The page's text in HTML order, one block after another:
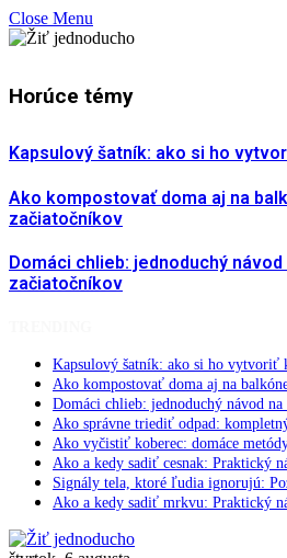
Close Menu
Horúce témy
Kapsulový šatník: ako si ho
Ako kompostovať doma aj na
začiatočníkov
Domáci chlieb: jednoduchý
začiatočníkov
Kapsulový šatník: ako si ho vytvoriť
Ako kompostovať doma aj na
Domáci chlieb: jednoduchý návod
Ako správne triediť odpad:
Ako vyčistiť koberec: domáce
Ako a kedy sadiť cesnak: Praktický
Signály tela, ktoré ľudia ignorujú:
Ako a kedy sadiť mrkvu: Praktický